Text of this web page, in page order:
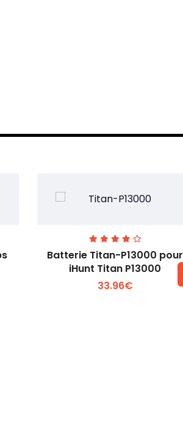
Voir plus +
Batterie Titan-P13000 pour
iHunt Titan P13000
33.96€